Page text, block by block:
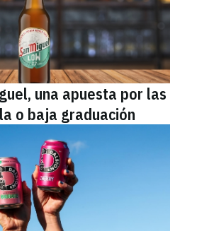
una apuesta por las
o baja graduación